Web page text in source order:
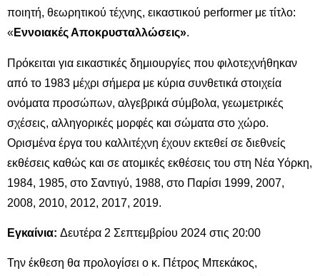
ποιητή, θεωρητικού τέχνης, εικαστικού performer με τίτλο:
«Εννοιακές Αποκρυσταλλώσεις».
Πρόκειται για εικαστικές δημιουργίες που φιλοτεχνήθηκαν
από το 1983 μέχρι σήμερα με κύρια συνθετικά στοιχεία
ονόματα προσώπων, αλγεβρικά σύμβολα, γεωμετρικές
σχέσεις, αλληγορικές μορφές και σώματα στο χώρο.
Ορισμένα έργα του καλλιτέχνη έχουν εκτεθεί σε διεθνείς
εκθέσεις καθώς και σε ατομικές εκθέσεις του στη Νέα Υόρκη,
1984, 1985, στο Σαντιγύ, 1988, στο Παρίσι 1999, 2007,
2008, 2010, 2012, 2017, 2019.
Εγκαίνια: Δευτέρα 2 Σεπτεμβρίου 2024 στις 20:00
Την έκθεση θα προλογίσει ο κ. Πέτρος Μπεκάκος,